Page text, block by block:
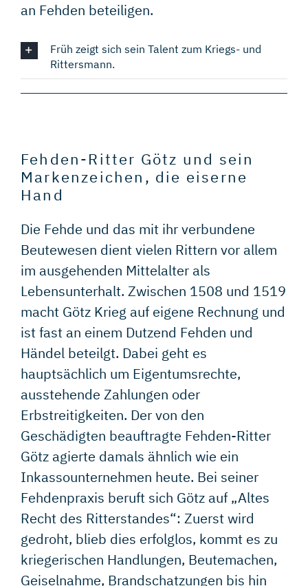
an Fehden beteiligen.
Früh zeigt sich sein Talent zum Kriegs- und
Rittersmann.
Fehden-Ritter Götz und sein
Markenzeichen, die eiserne
Hand
Die Fehde und das mit ihr verbundene
Beutewesen dient vielen Rittern vor allem
im ausgehenden Mittelalter als
Lebensunterhalt. Zwischen 1508 und 1519
macht Götz Krieg auf eigene Rechnung und
ist fast an einem Dutzend Fehden und
Händel beteilgt. Dabei geht es
hauptsächlich um Eigentumsrechte,
ausstehende Zahlungen oder
Erbstreitigkeiten. Der von den
Geschädigten beauftragte Fehden-Ritter
Götz agierte damals ähnlich wie ein
Inkassounternehmen heute. Bei seiner
Fehdenpraxis beruft sich Götz auf „Altes
Recht des Ritterstandes“: Zuerst wird
gedroht, blieb dies erfolglos, kommt es zu
kriegerischen Handlungen, Beutemachen,
Geiselnahme, Brandschatzungen bis hin